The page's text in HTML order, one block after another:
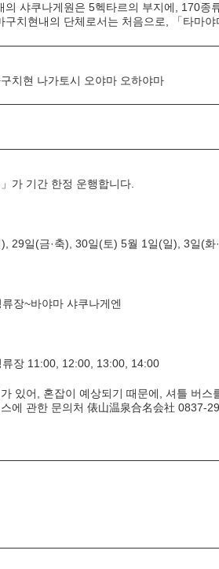
의 샤쿠나게원은 5헥타르의 부지에, 170
구치현내의 단체로서는 처음으로, 「타마
치현 나가토시 오야마 오하야마
가 기간 한정 운행합니다.
29일(금·축), 30일(토) 5월 1일(일), 3일(
장~바야마 샤쿠나게엔
장 11:00, 12:00, 13:00, 14:00
있어, 혼잡이 예상되기 때문에, 셔틀 버
에 관한 문의처 俵山温泉合名会社 0837-